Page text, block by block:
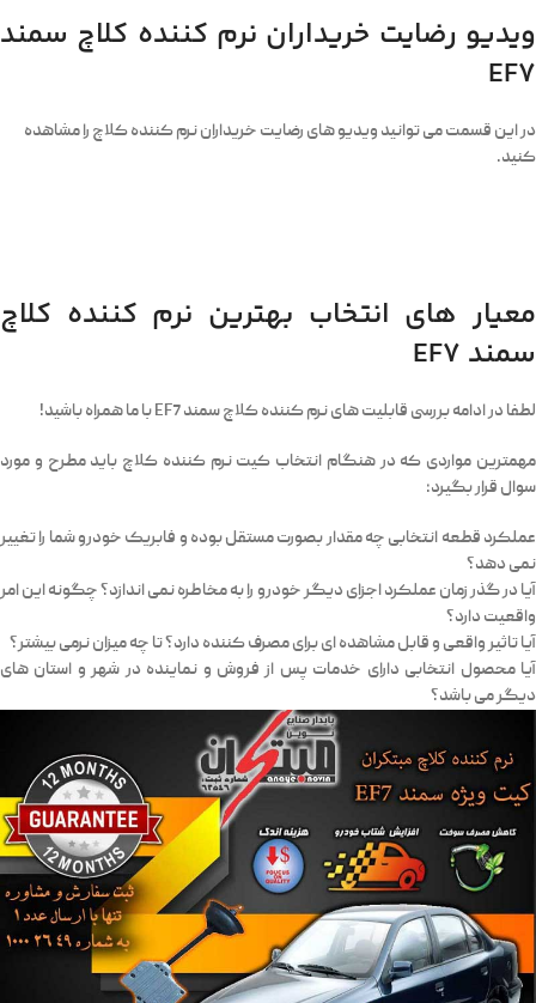
ویدیو رضایت خریداران نرم کننده کلاچ سمند
EF7
در این قسمت می توانید ویدیو های رضایت خریداران نرم کننده کلاچ را مشاهده
کنید.
معیار های انتخاب بهترین نرم کننده کلاچ
سمند EF7
لطفا در ادامه بررسی قابلیت های نرم کننده کلاچ سمند EF7 با ما همراه باشید!
مهمترین مواردی که در هنگام انتخاب کیت نرم کننده کلاچ باید مطرح و مورد
سوال قرار بگیرد:
عملکرد قطعه انتخابی چه مقدار بصورت مستقل بوده و فابریک خودرو شما را تغییر
نمی دهد؟
آیا در گذر زمان عملکرد اجزای دیگر خودرو را به مخاطره نمی اندازد؟ چگونه این امر
واقعیت دارد؟
آیا تاثیر واقعی و قابل مشاهده ای برای مصرف کننده دارد؟ تا چه میزان نرمی بیشتر؟
آیا محصول انتخابی دارای خدمات پس از فروش و نماینده در شهر و استان های
دیگر می باشد؟